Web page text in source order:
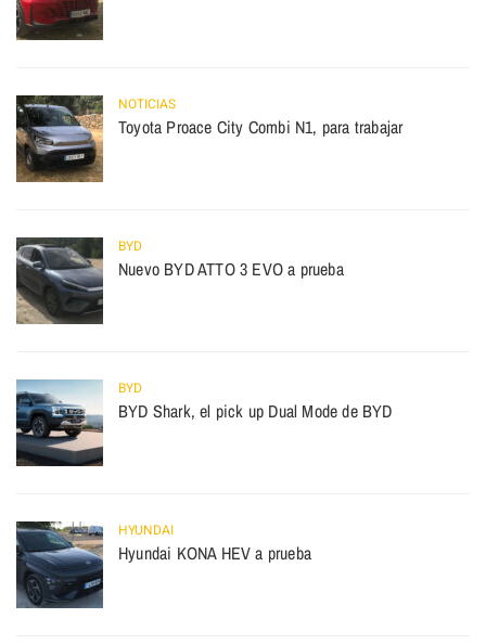
NOTICIAS
Toyota Proace City Combi N1, para trabajar
BYD
Nuevo BYD ATTO 3 EVO a prueba
BYD
BYD Shark, el pick up Dual Mode de BYD
HYUNDAI
Hyundai KONA HEV a prueba